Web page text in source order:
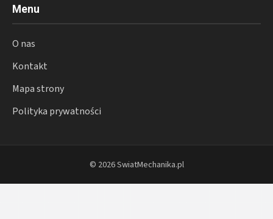
Menu
O nas
Kontakt
Mapa strony
Polityka prywatności
© 2026 SwiatMechanika.pl